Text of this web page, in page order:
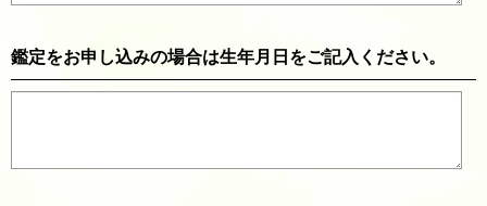
鑑定をお申し込みの場合は生年月日をご記入ください。